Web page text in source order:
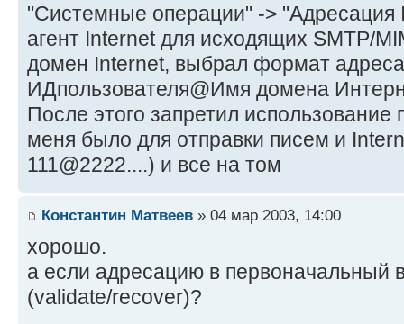
"Системные операции" -> "Адресация
агент Internet для исходящих SMTP/
домен Internet, выбрал формат
ИДпользователя@Имя домена
После этого запретил использование
меня было для отправки писем и
111@2222....) и все на том
Константин Матвеев » 04 мар 2003, 14:00
хорошо.
а если адресацию в первоначальный
(validate/recover)?